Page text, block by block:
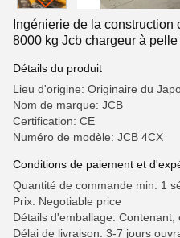
Ingénierie de la
8000 kg Jcb chargeur à pelle
Détails du produit
Lieu d'origine: Originaire du
Nom de marque: JCB
Certification: CE
Numéro de modèle: JCB 4CX
Conditions de paiement et
Quantité de commande min: 1
Prix: Negotiable price
Détails d'emballage: Contenant,
Délai de livraison: 3-7 jours